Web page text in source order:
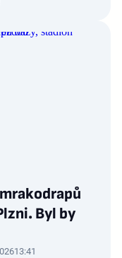
Byl by
13:41